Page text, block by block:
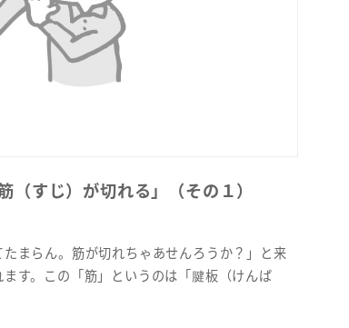
（すじ）が切れる」（その１）
まらん。筋が切れちゃあせんろうか？」と来
す。この「筋」というのは「腱板（けんば